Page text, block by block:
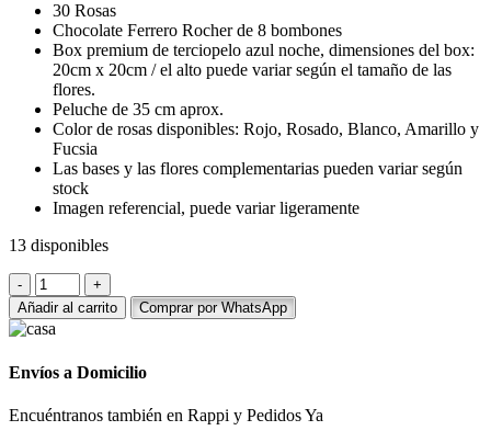
S/ 310.00.
30 Rosas
Chocolate Ferrero Rocher de 8 bombones
Box premium de terciopelo azul noche, dimensiones del box:
20cm x 20cm / el alto puede variar según el tamaño de las
flores.
Peluche de 35 cm aprox.
Color de rosas disponibles: Rojo, Rosado, Blanco, Amarillo y
Fucsia
Las bases y las flores complementarias pueden variar según
stock
Imagen referencial, puede variar ligeramente
13 disponibles
Box
con
24
rosas
chocolate
cantidad
Añadir al carrito Comprar por WhatsApp
Envíos a Domicilio
Encuéntranos también en Rappi y Pedidos Ya